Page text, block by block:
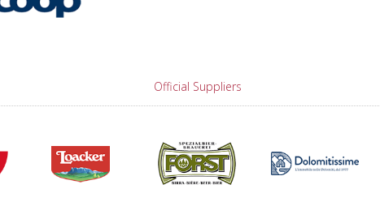
Official Suppliers